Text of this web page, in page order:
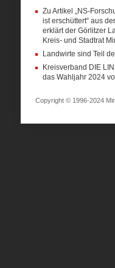
Zu Artikel „NS-
ist erschüttert“ aus
erklärt der Görlitzer
Kreis- und Stadtrat
Landwirte sind Teil
Kreisverband DIE
das Wahljahr 2024
Copyright © 1996-2024